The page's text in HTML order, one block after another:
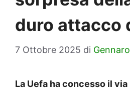
duro attacco
7 Ottobre 2025 di
La Uefa ha concesso il